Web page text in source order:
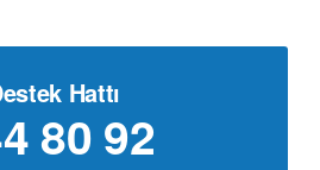
Hattı
80 92